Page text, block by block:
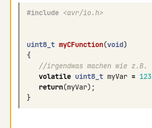
#include <avr/io.h>
uint8_t myCFunction(void)
{
//irgendwas machen wie z.B.
volatile uint8_t myVar = 123
return(myVar);
}